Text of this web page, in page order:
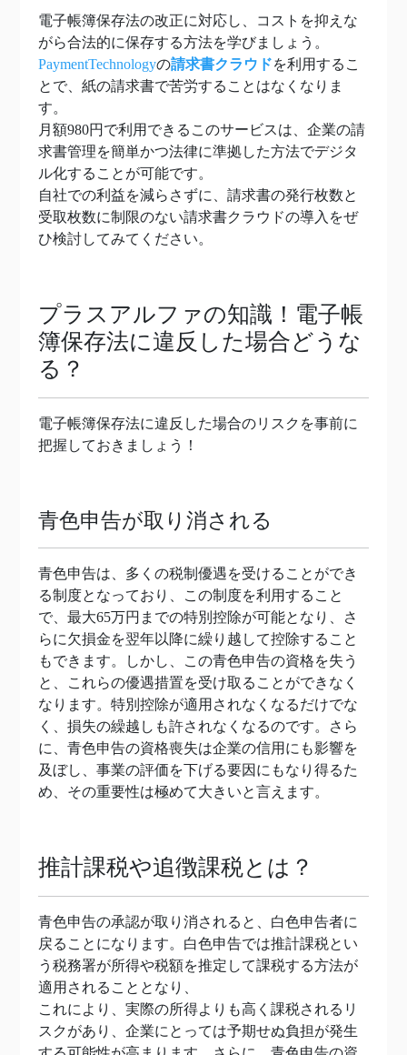
電子帳簿保存法の改正に対応し、コストを抑えな
がら合法的に保存する方法を学びましょう。
PaymentTechnologyの請求書クラウドを利用するこ
とで、紙の請求書で苦労することはなくなりま
す。
月額980円で利用できるこのサービスは、企業の請
求書管理を簡単かつ法律に準拠した方法でデジタ
ル化することが可能です。
自社での利益を減らさずに、請求書の発行枚数と
受取枚数に制限のない請求書クラウドの導入をぜ
ひ検討してみてください。
プラスアルファの知識！電子帳
簿保存法に違反した場合どうな
る？
電子帳簿保存法に違反した場合のリスクを事前に
把握しておきましょう！
青色申告が取り消される
青色申告は、多くの税制優遇を受けることができ
る制度となっており、この制度を利用すること
で、最大65万円までの特別控除が可能となり、さ
らに欠損金を翌年以降に繰り越して控除すること
もできます。しかし、この青色申告の資格を失う
と、これらの優遇措置を受け取ることができなく
なります。特別控除が適用されなくなるだけでな
く、損失の繰越しも許されなくなるのです。さら
に、青色申告の資格喪失は企業の信用にも影響を
及ぼし、事業の評価を下げる要因にもなり得るた
め、その重要性は極めて大きいと言えます。
推計課税や追徴課税とは？
青色申告の承認が取り消されると、白色申告者に
戻ることになります。白色申告では推計課税とい
う税務署が所得や税額を推定して課税する方法が
適用されることとなり、
これにより、実際の所得よりも高く課税されるリ
スクがあり、企業にとっては予期せぬ負担が発生